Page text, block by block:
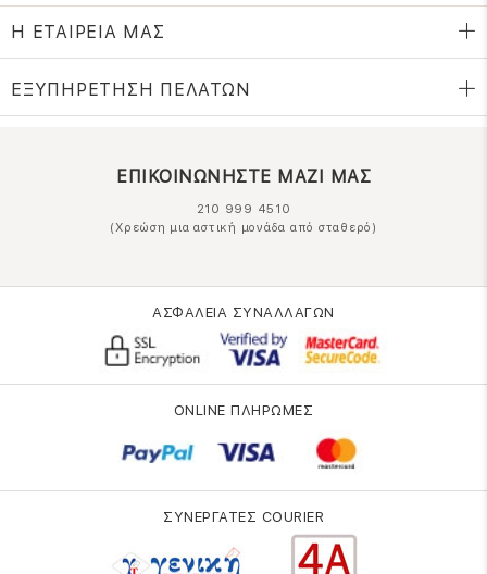
Η ΕΤΑΙΡΕΙΑ ΜΑΣ
ΕΞΥΠΗΡΕΤΗΣΗ ΠΕΛΑΤΩΝ
ΕΠΙΚΟΙΝΩΝΗΣΤΕ ΜΑΖΙ ΜΑΣ
210 999 4510
(Χρεώση μια αστική μονάδα από σταθερό)
ΑΣΦΑΛΕΙΑ ΣΥΝΑΛΛΑΓΩΝ
ONLINE ΠΛΗΡΩΜΕΣ
ΣΥΝΕΡΓΑΤΕΣ COURIER